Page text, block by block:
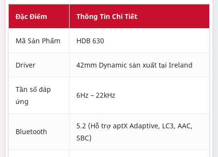
Đặc Điểm Thông Tin Chi Tiết
Mã Sản Phẩm HDB 630
Driver 42mm Dynamic sản xuất tại Ireland
Tần số đáp
ứng
6Hz – 22kHz
Bluetooth
5.2 (Hỗ trợ aptX Adaptive, LC3, AAC,
SBC)